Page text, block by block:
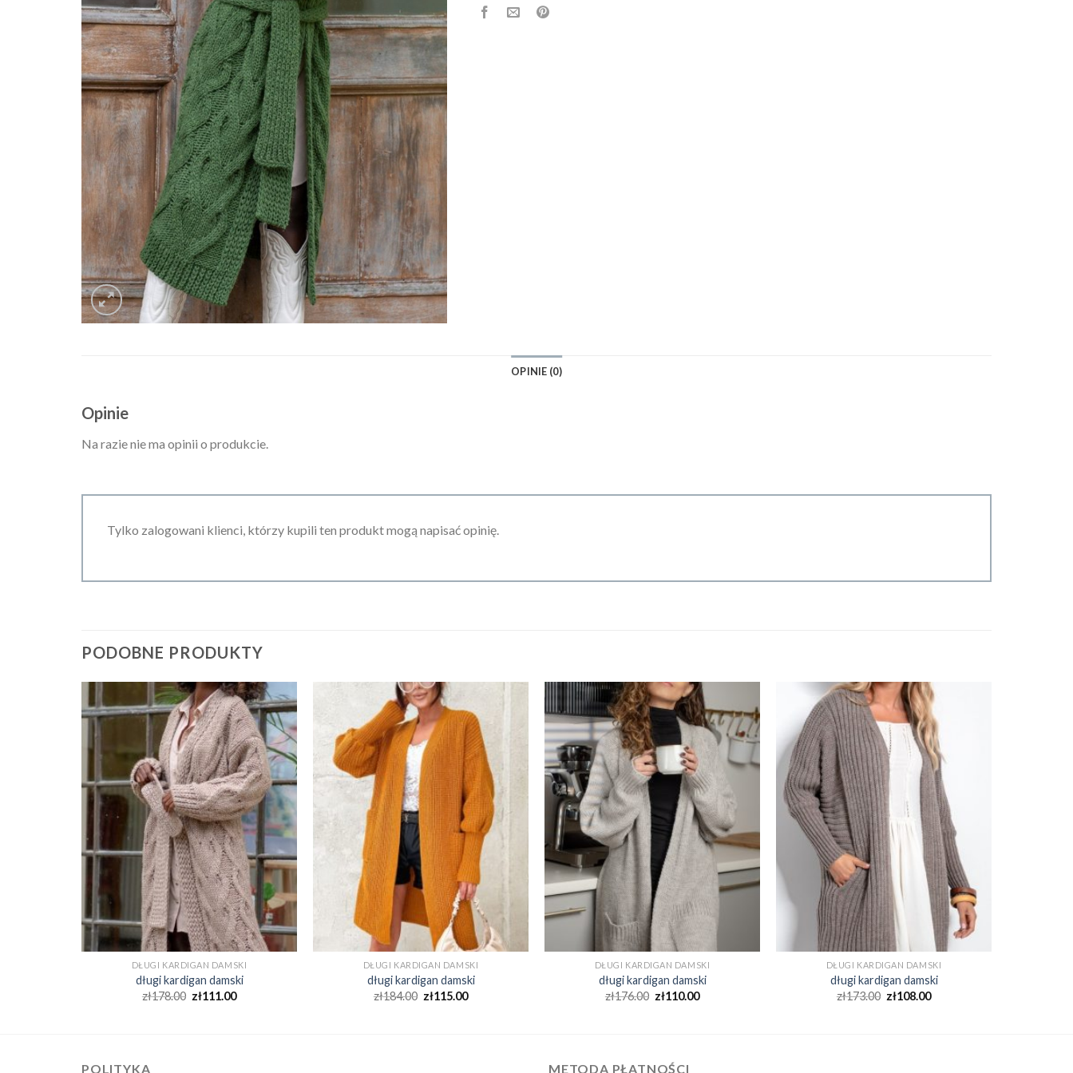
OPINIE (0)
Opinie
Na razie nie ma opinii o produkcie.
Tylko zalogowani klienci, którzy kupili ten produkt mogą napisać opinię.
PODOBNE PRODUKTY
DŁUGI KARDIGAN DAMSKI
długi kardigan damski
zł178.00 zł111.00
DŁUGI KARDIGAN DAMSKI
długi kardigan damski
zł184.00 zł115.00
DŁUGI KARDIGAN DAMSKI
długi kardigan damski
zł176.00 zł110.00
DŁUGI KARDIGAN DAMSKI
długi kardigan damski
zł173.00 zł108.00
POLITYKA METODA PŁATNOŚCI